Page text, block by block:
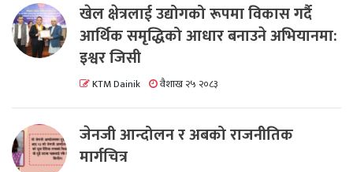
खेल क्षेत्रलाई उद्योगको रूपमा विकास गर्दै
आर्थिक समृद्धिको आधार बनाउने अभियानमा:
इश्वर जिसी
KTM Dainik वैशाख २५ २०८३
जेनजी आन्दोलन र अबको राजनीतिक
मार्गचित्र